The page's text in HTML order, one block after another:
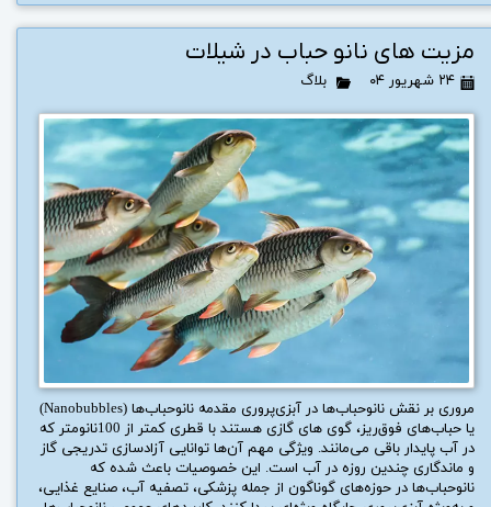
مزیت های نانو حباب در شیلات
۲۴ شهریور ۰۴ بلاگ
مروری بر نقش نانوحباب‌ها در آبزی‌پروری مقدمه نانوحباب‌ها (Nanobubbles)
یا حباب‌های فوق‌ریز، گوی های گازی هستند با قطری کمتر از 100نانومتر که
در آب پایدار باقی می‌مانند. ویژگی مهم آن‌ها توانایی آزادسازی تدریجی گاز
و ماندگاری چندین روزه در آب است. این خصوصیات باعث شده که
نانوحباب‌ها در حوزه‌های گوناگون از جمله پزشکی، تصفیه آب، صنایع غذایی،